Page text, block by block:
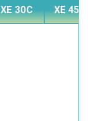
XE 30C XE 45C